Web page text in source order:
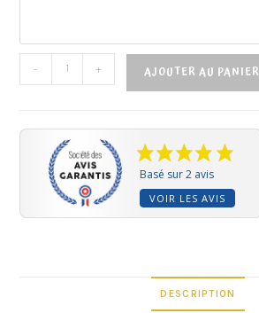
- + AJOUTER AU PANIER
Basé sur 2 avis
VOIR LES AVIS
DESCRIPTION